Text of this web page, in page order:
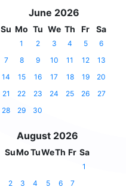
June 2026
Su Mo Tu We Th Fr Sa
1 2 3 4 5
6
7
8 9 10 11 12
13
14
15 16 17 18 19
20
21
22 23 24 25 26
27
28
29 30
August 2026
SuMoTuWeTh Fr Sa
1
2
3 4 5 6 7